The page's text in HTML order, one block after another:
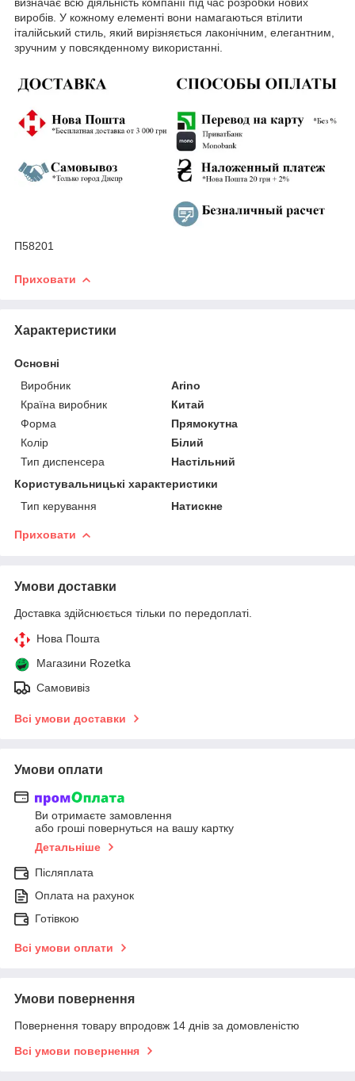
визначає всю діяльність компанії під час розробки нових
виробів. У кожному елементі вони намагаються втілити
італійський стиль, який вирізняється лаконічним, елегантним,
зручним у повсякденному використанні.
П58201
Приховати
Характеристики
Основні
Виробник
Arino
Країна виробник
Китай
Форма
Прямокутна
Колір
Білий
Тип диспенсера
Настільний
Користувальницькі характеристики
Тип керування
Натискне
Приховати
Умови доставки
Доставка здійснюється тільки по передоплаті.
Нова Пошта
Магазини Rozetka
Самовивіз
Всі умови доставки
Умови оплати
Ви отримаєте замовлення
або гроші повернуться на вашу картку
Детальніше
Післяплата
Оплата на рахунок
Готівкою
Всі умови оплати
Умови повернення
Повернення товару впродовж 14 днів за домовленістю
Всі умови повернення